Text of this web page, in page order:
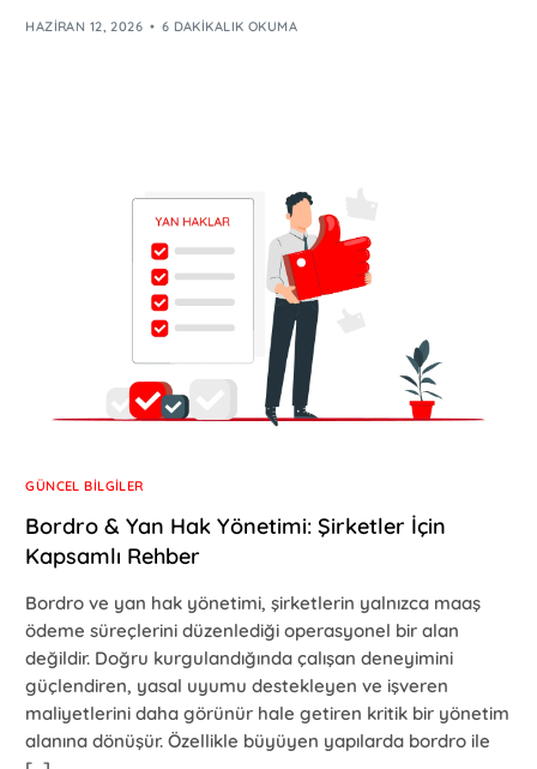
HAZIRAN 12, 2026 6 DAKIKALIK OKUMA
GÜNCEL BILGILER
Bordro & Yan Hak Yönetimi: Şirketler İçin
Kapsamlı Rehber
Bordro ve yan hak yönetimi, şirketlerin yalnızca maaş
ödeme süreçlerini düzenlediği operasyonel bir alan
değildir. Doğru kurgulandığında çalışan deneyimini
güçlendiren, yasal uyumu destekleyen ve işveren
maliyetlerini daha görünür hale getiren kritik bir yönetim
alanına dönüşür. Özellikle büyüyen yapılarda bordro ile